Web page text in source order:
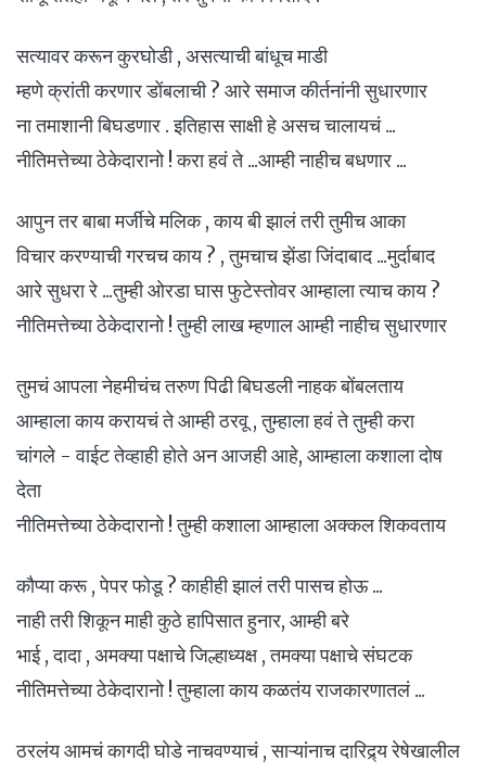
सत्यावर करून कुरघोडी , असत्याची बांधूच माडी
म्हणे क्रांती करणार डोंबलाची ? आरे समाज कीर्तनांनी सुधारणार
ना तमाशानी बिघडणार . इतिहास साक्षी हे असच चालायचं ...
नीतिमत्तेच्या ठेकेदारानो ! करा हवं ते ...आम्ही नाहीच बधणार ...
आपुन तर बाबा मर्जीचे मलिक , काय बी झालं तरी तुमीच आका
विचार करण्याची गरचच काय ? , तुमचाच झेंडा जिंदाबाद ...मुर्दाबाद
आरे सुधरा रे ...तुम्ही ओरडा घास फुटेस्तोवर आम्हाला त्याच काय ?
नीतिमत्तेच्या ठेकेदारानो ! तुम्ही लाख म्हणाल आम्ही नाहीच सुधारणार
तुमचं आपला नेहमीचंच तरुण पिढी बिघडली नाहक बोंबलताय
आम्हाला काय करायचं ते आम्ही ठरवू , तुम्हाला हवं ते तुम्ही करा
चांगले - वाईट तेव्हाही होते अन आजही आहे, आम्हाला कशाला दोष
देता
नीतिमत्तेच्या ठेकेदारानो ! तुम्ही कशाला आम्हाला अक्कल शिकवताय
कौप्या करू , पेपर फोडू ? काहीही झालं तरी पासच होऊ ...
नाही तरी शिकून माही कुठे हापिसात हुनार, आम्ही बरे
भाई , दादा , अमक्या पक्षाचे जिल्हाध्यक्ष , तमक्या पक्षाचे संघटक
नीतिमत्तेच्या ठेकेदारानो ! तुम्हाला काय कळतंय राजकारणातलं ...
ठरलंय आमचं कागदी घोडे नाचवण्याचं , साऱ्यांनाच दारिद्र्य रेषेखालील